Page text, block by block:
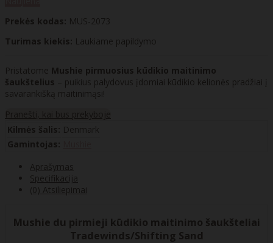
Prekės kodas: MUS-2073
Turimas kiekis: Laukiame papildymo
Pristatome Mushie pirmuosius kūdikio maitinimo
šaukštelius – puikius palydovus įdomiai kūdikio kelionės pradžiai į
savarankišką maitinimąsi!
Pranešti, kai bus prekyboje
Kilmės šalis: Denmark
Gamintojas:
Aprašymas
Specifikacija
(0) Atsiliepimai
Mushie du pirmieji kūdikio maitinimo šaukšteliai
Tradewinds/Shifting Sand